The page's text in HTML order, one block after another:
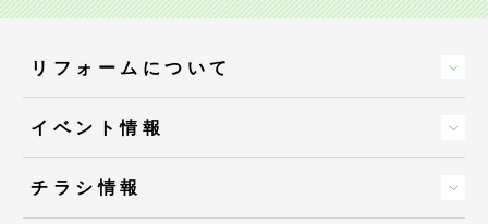
リフォームについて
イベント情報
チラシ情報